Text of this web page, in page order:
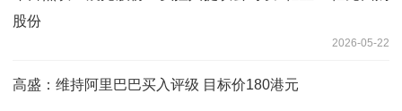
股份
2026-05-22
高盛：维持阿里巴巴买入评级 目标价180港元